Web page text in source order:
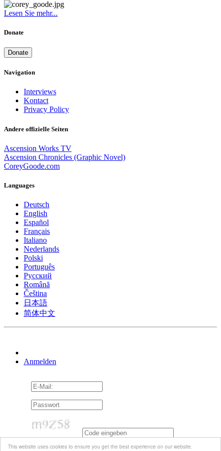
This website uses cookies to ensure you get the best experience on our website.
Lesen Sie mehr...
Donate
Donate
Navigation
Interviews
Kontact
Privacy Policy
Andere offizielle Seiten
Ascension Works TV
Ascension Chronicles (Graphic Novel)
CoreyGoode.com
Languages
Deutsch
English
Español
Français
Italiano
Nederlands
Polski
Português
Pусский
Română
Čeština
日本語
简体中文
Anmelden
An mich erinnern